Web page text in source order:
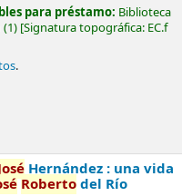
para préstamo: Biblioteca
(1) Signatura topográfica: EC.f
.
Hernández : una vida
Robertodel Río